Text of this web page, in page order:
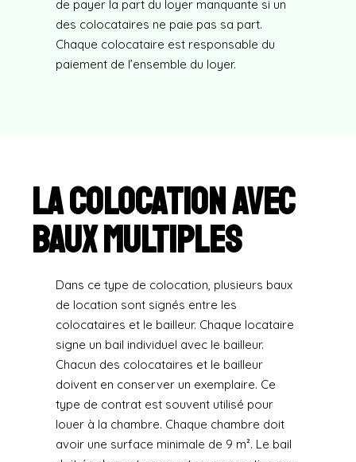
de payer la part du loyer manquante si un
des colocataires ne paie pas sa part.
Chaque colocataire est responsable du
paiement de l’ensemble du loyer.
La colocation avec
baux multiples
Dans ce type de colocation, plusieurs baux
de location sont signés entre les
colocataires et le bailleur. Chaque locataire
signe un bail individuel avec le bailleur.
Chacun des colocataires et le bailleur
doivent en conserver un exemplaire. Ce
type de contrat est souvent utilisé pour
louer à la chambre. Chaque chambre doit
avoir une surface minimale de 9 m². Le bail